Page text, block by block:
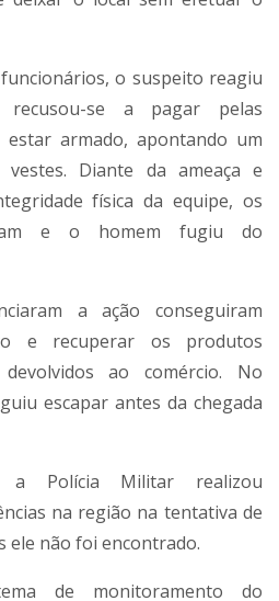
o suspeito reagiu
se a pagar pelas
estar armado, apontando um
Diante da ameaça e
física da equipe, os
e o homem fugiu do
a ação conseguiram
e recuperar os produtos
ao comércio. No
escapar antes da chegada
a Polícia Militar realizou
na região na tentativa de
ele não foi encontrado.
de monitoramento do